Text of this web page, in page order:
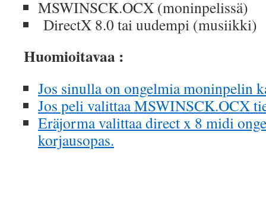
MSWINSCK.OCX (moninpelissä)
DirectX 8.0 tai uudempi (musiikki)
Huomioitavaa :
Jos sinulla on ongelmia moninpelin
Jos peli valittaa MSWINSCK.OCX
Eräjorma valittaa direct x 8 midi
korjausopas.